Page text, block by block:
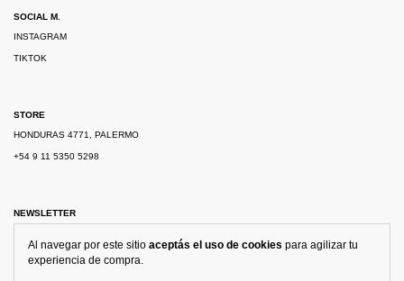
Al navegar por este sitio aceptás el uso de cookies para agilizar tu
experiencia de compra.
SOCIAL M.
INSTAGRAM
TIKTOK
STORE
HONDURAS 4771, PALERMO
+54 9 11 5350 5298
NEWSLETTER